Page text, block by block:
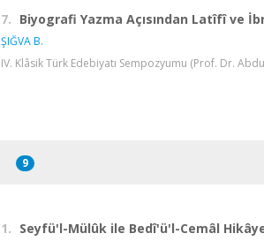
7. Biyografi Yazma Açısından Latîfî ve
ŞIĞVA B.
IV. Klâsik Türk Edebiyatı Sempozyumu (Prof. Dr.
9
1. Seyfü'l-Mülûk ile Bedî'ü'l-Cemâl